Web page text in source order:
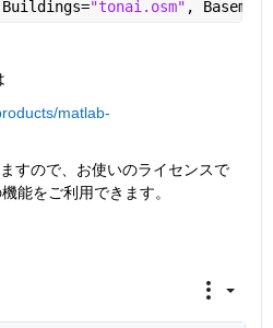
"tonai.osm" , Basemap=
matlab-
すので、お使いのライセンスで
能をご利用できます。